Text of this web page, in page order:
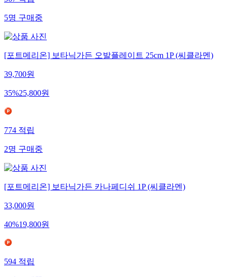
5명구매중
[포트메리온] 보타닉가든 오발플레이트 25cm 1P (씨클라멘)
39,700원
35%25,800원
774적립
2명구매중
[포트메리온] 보타닉가든 카나페디쉬 1P (씨클라멘)
33,000원
40%19,800원
594적립